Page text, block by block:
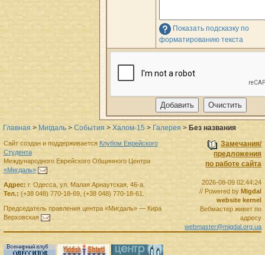
Показать подсказку по
форматированию текста
Главная > Мигдаль > События > Халом-15 > Галерея > Без названия
Замечания/
предложения
по работе сайта
2026-08-09 02:44:24
// Powered byMigdal
website kernel
Вебмастер живет по
адресу
webmaster@migdal.org.ua
Сайт создан и поддерживается Клубом Еврейского
Студента
Международного Еврейского Общинного Центра
«Мигдаль»
.
Адрес: г. Одесса, ул. Малая Арнаутская, 46-а.
Тел.: (+38 048) 770-18-69, (+38 048) 770-18-61
Председатель правленияцентра «Мигдаль»— Кира
Верховская
.